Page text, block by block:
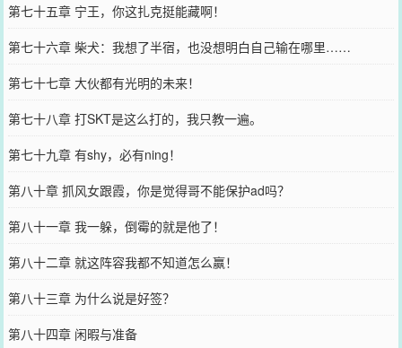
第七十五章 宁王，你这扎克挺能藏啊！
第七十六章 柴犬：我想了半宿，也没想明白自己输在哪里……
第七十七章 大伙都有光明的未来！
第七十八章 打SKT是这么打的，我只教一遍。
第七十九章 有shy，必有ning！
第八十章 抓风女跟霞，你是觉得哥不能保护ad吗？
第八十一章 我一躲，倒霉的就是他了！
第八十二章 就这阵容我都不知道怎么赢！
第八十三章 为什么说是好签？
第八十四章 闲暇与准备